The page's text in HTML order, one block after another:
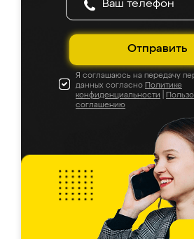
Отправить
Я соглашаюсь на передачу
данных согласно Политике
конфиденциальности
соглашению